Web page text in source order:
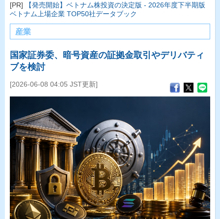
[PR]
【発売開始】ベトナム株投資の決定版 - 2026年度下半期版
ベトナム上場企業 TOP50社データブック
産業
国家証券委、暗号資産の証拠金取引やデリバティ
ブを検討
[2026-06-08 04:05 JST更新]